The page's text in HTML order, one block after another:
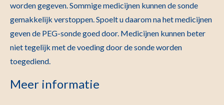
worden gegeven. Sommige medicijnen kunnen de sonde
gemakkelijk verstoppen. Spoelt u daarom na het medicijnen
geven de PEG-sonde goed door. Medicijnen kunnen beter
niet tegelijk met de voeding door de sonde worden
toegediend.
Meer informatie